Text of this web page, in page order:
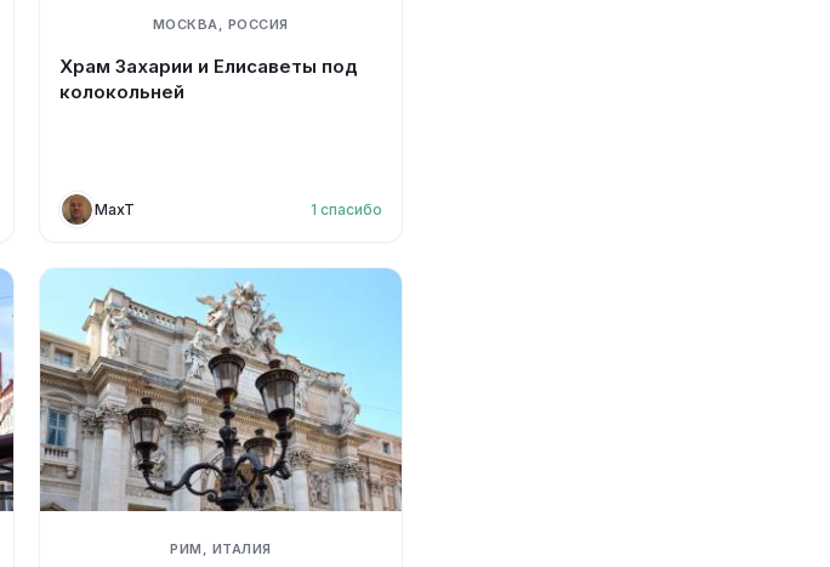
МОСКВА, РОССИЯ
Храм Захарии и Елисаветы под
колокольней
MaxT 1 спасибо
РИМ, ИТАЛИЯ